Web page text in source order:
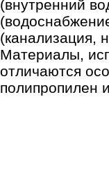
(внутренний
(канализация,
Материалы,
отличаются
полипропилен